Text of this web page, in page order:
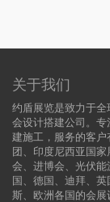
关于我们
约盾展览是致力于
会设计搭建公司。
建施工，服务的客
团、印度尼西亚国
会、进博会、光伏
国
德国 、迪拜、
斯、欧洲各国的会展